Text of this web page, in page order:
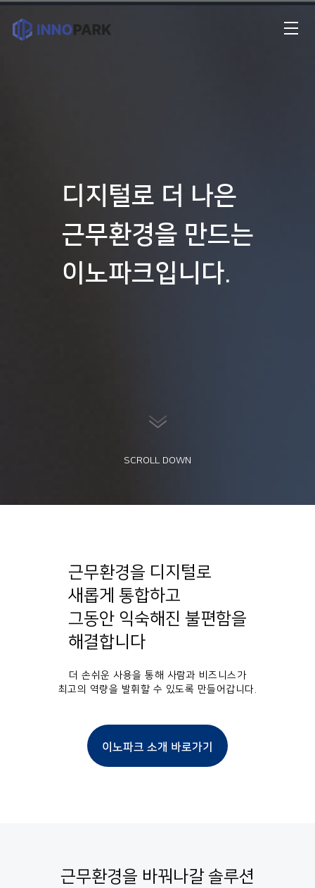
디지털로 더 나은
근무환경을 만드는
이노파크입니다.
SCROLL DOWN
근무환경을 디지털로
새롭게 통합하고
그동안 익숙해진 불편함을
해결합니다
더 손쉬운 사용을 통해 사람과 비즈니스가
최고의 역량을 발휘할 수 있도록 만들어갑니다.
이노파크 소개 바로가기
근무환경을 바꿔나갈 솔루션